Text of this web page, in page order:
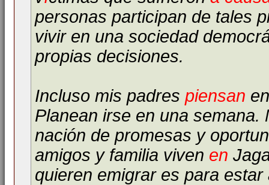
personas participan de tales
vivir en una sociedad
propias decisiones.
Incluso mis padres piensan
Planean irse en una
nación de promesas y
amigos y familia viven en
quieren emigrar es para